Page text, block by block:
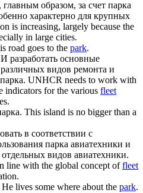
образом, за счет парка
характерно для крупных
is increasing, largely because the
in large cities.
road goes to the park.
разработать основные
видов ремонта и
парка. UNHCR needs to work with
indicators for the various fleet
. This island is no bigger than a
в соответствии с
парка авиатехники и
видов авиатехники.
line with the global concept offleet
He lives some where about the park.